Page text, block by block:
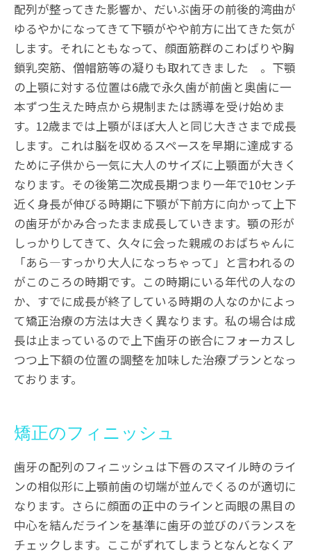
配列が整ってきた影響か、だいぶ歯牙の前後的湾曲が
ゆるやかになってきて下顎がやや前方に出てきた気が
します。それにともなって、顔面筋群のこわばりや胸
鎖乳突筋、僧帽筋等の凝りも取れてきました 。下顎
の上顎に対する位置は6歳で永久歯が前歯と奥歯に一
本ずつ生えた時点から規制または誘導を受け始めま
す。12歳までは上顎がほぼ大人と同じ大きさまで成長
します。これは脳を収めるスペースを早期に達成する
ために子供から一気に大人のサイズに上顎面が大きく
なります。その後第二次成長期つまり一年で10センチ
近く身長が伸びる時期に下顎が下前方に向かって上下
の歯牙がかみ合ったまま成長していきます。顎の形が
しっかりしてきて、久々に会った親戚のおばちゃんに
「あら―すっかり大人になっちゃって」と言われるの
がこのころの時期です。この時期にいる年代の人なの
か、すでに成長が終了している時期の人なのかによっ
て矯正治療の方法は大きく異なります。私の場合は成
長は止まっているので上下歯牙の嵌合にフォーカスし
つつ上下額の位置の調整を加味した治療プランとなっ
ております。
矯正のフィニッシュ
歯牙の配列のフィニッシュは下唇のスマイル時のライ
ンの相似形に上顎前歯の切端が並んでくるのが適切に
なります。さらに顔面の正中のラインと両眼の黒目の
中心を結んだラインを基準に歯牙の並びのバランスを
チェックします。ここがずれてしまうとなんとなくア